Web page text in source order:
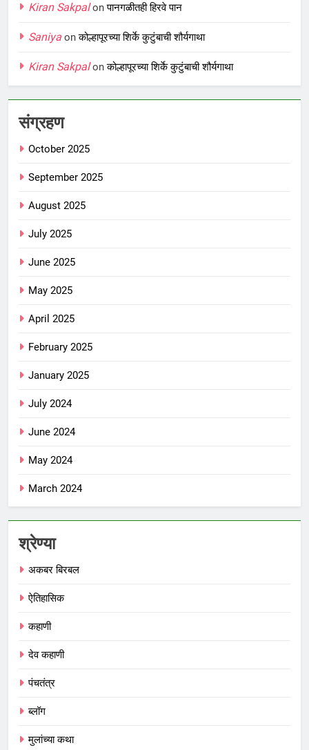
Kiran Sakpalonपानगळीतही हिरवे पान
Saniya onकोल्हापूरच्या शिर्के कुटुंबाची शौर्यगाथा
Kiran Sakpalonकोल्हापूरच्या शिर्के कुटुंबाची शौर्यगाथा
संग्रहण
October 2025
September 2025
August 2025
July 2025
June 2025
May 2025
April 2025
February 2025
January 2025
July 2024
June 2024
May 2024
March 2024
श्रेण्या
अकबर बिरबल
ऐतिहासिक
कहाणी
देव कहाणी
पंचतंत्र
ब्लॉग
मुलांच्या कथा